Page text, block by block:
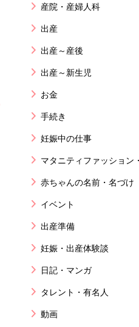
産院・産婦人科
出産
出産～産後
出産～新生児
お金
手続き
妊娠中の仕事
マタニティファッション
赤ちゃんの名前・名づけ
イベント
出産準備
妊娠・出産体験談
日記・マンガ
タレント・有名人
動画